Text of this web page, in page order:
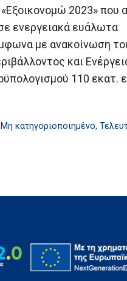
2023» που
ενεργειακά ευάλωτα
με ανακοίνωση
και
110 εκατ.
Μη κατηγοριοποιημένο,